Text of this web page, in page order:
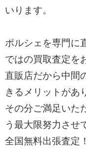
いります。
ポルシェを専門に
ではの買取査定を
直販店だから中間
きるメリットがあ
その分ご満足いた
う最大限努力させ
全国無料出張査定